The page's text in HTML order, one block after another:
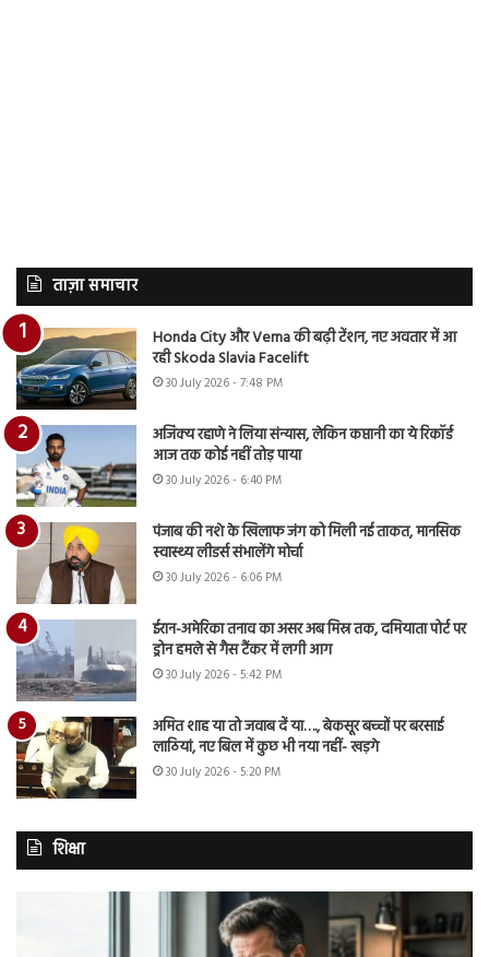
ताज़ा समाचार
Honda City और Verna की बढ़ी टेंशन, नए अवतार में आ
रही Skoda Slavia Facelift
30 July 2026 - 7:48 PM
अजिंक्य रहाणे ने लिया संन्यास, लेकिन कप्तानी का ये रिकॉर्ड
आज तक कोई नहीं तोड़ पाया
30 July 2026 - 6:40 PM
पंजाब की नशे के खिलाफ जंग को मिली नई ताकत, मानसिक
स्वास्थ्य लीडर्स संभालेंगे मोर्चा
30 July 2026 - 6:06 PM
ईरान-अमेरिका तनाव का असर अब मिस्र तक, दमियाता पोर्ट पर
ड्रोन हमले से गैस टैंकर में लगी आग
30 July 2026 - 5:42 PM
अमित शाह या तो जवाब दें या…., बेकसूर बच्चों पर बरसाई
लाठियां, नए बिल में कुछ भी नया नहीं- खड़गे
30 July 2026 - 5:20 PM
शिक्षा